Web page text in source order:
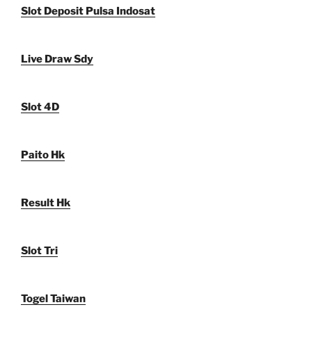
Slot Deposit Pulsa Indosat
Live Draw Sdy
Slot 4D
Paito Hk
Result Hk
Slot Tri
Togel Taiwan